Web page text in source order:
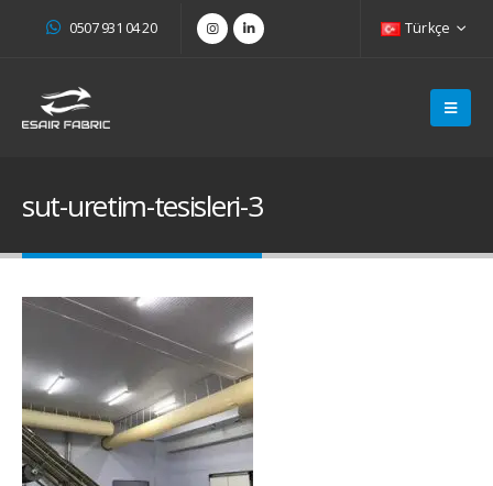
0507 931 04 20 Türkçe
sut-uretim-tesisleri-3